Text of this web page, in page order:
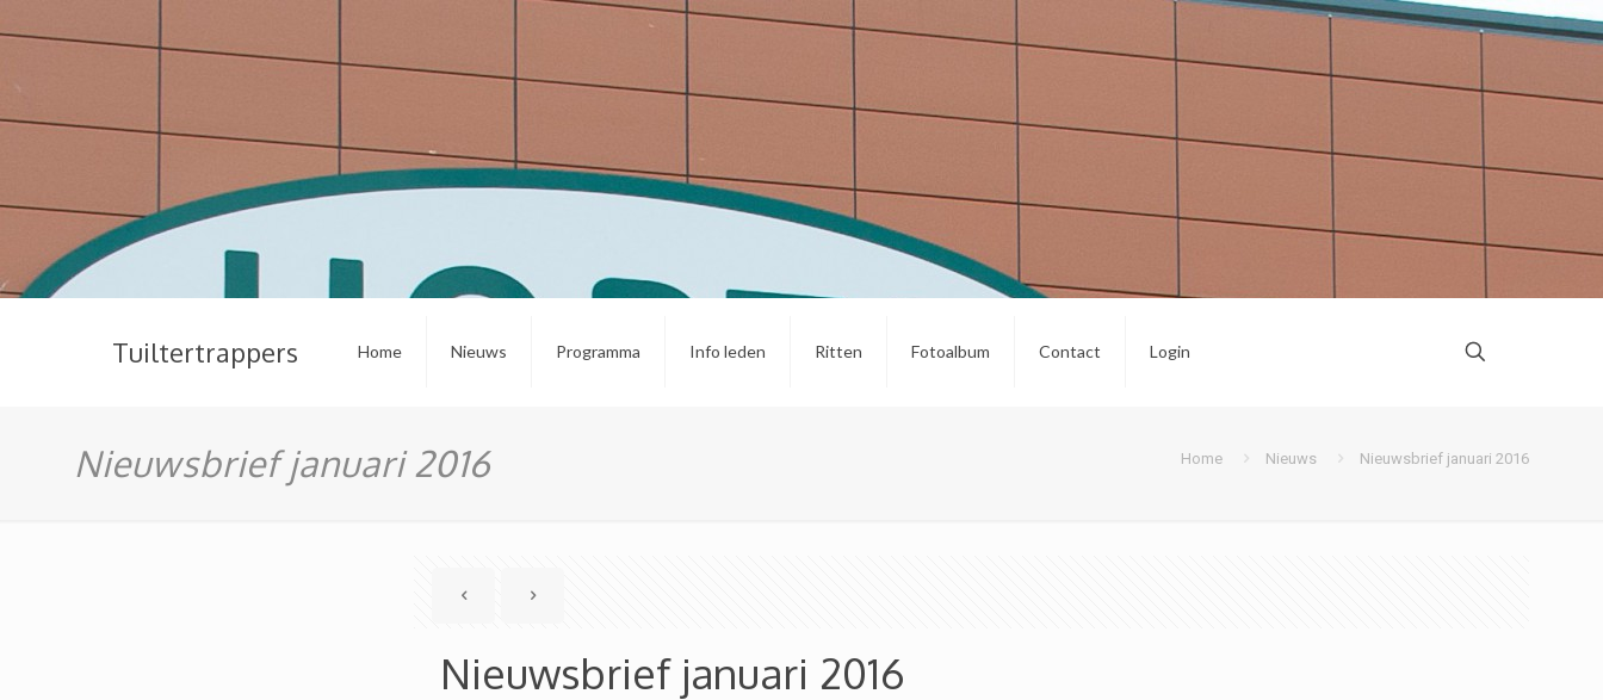
Tuiltertrappers Home Nieuws Programma Info leden Ritten Fotoalbum Contact Login
Nieuwsbrief januari 2016 Home Nieuws Nieuwsbrief januari 2016
Nieuwsbrief januari 2016